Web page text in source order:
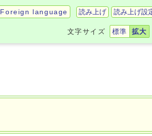
Foreign language 読み上げ 読み上げ設
文字サイズ 標準 拡大